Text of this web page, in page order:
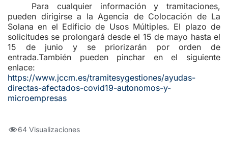
Para cualquier información y tramitaciones,
pueden dirigirse a la Agencia de Colocación de La
Solana en el Edificio de Usos Múltiples. El plazo de
solicitudes se prolongará desde el 15 de mayo hasta el
15 de junio y se priorizarán por orden de
entrada.También pueden pinchar en el siguiente
enlace:
https://www.jccm.es/tramitesygestiones/ayudas-
directas-afectados-covid19-autonomos-y-
microempresas
64 Visualizaciones